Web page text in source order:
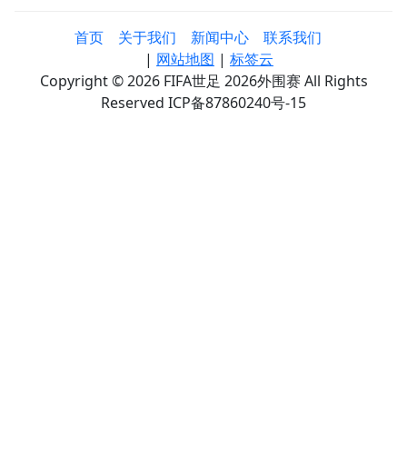
首页 关于我们 新闻中心
联系我们
| 网站地图 | 标签云
Copyright © 2026 FIFA世足 2026外围赛 All Rights
Reserved ICP备87860240号-15